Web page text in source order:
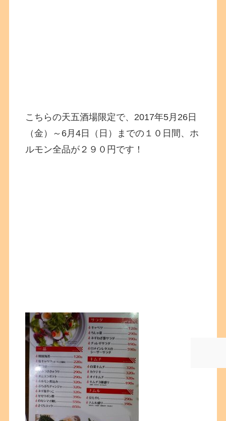
こちらの天五酒場限定で、2017年5月26日
（金）～6月4日（日）までの１０日間、ホ
ルモン全品が２９０円です！